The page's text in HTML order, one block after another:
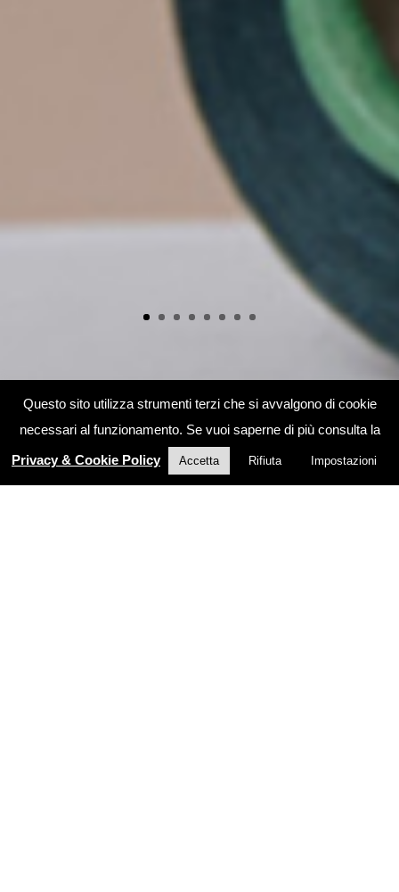
Questo sito utilizza strumenti terzi che si avvalgono di cookie
necessari al funzionamento. Se vuoi saperne di più consulta la
Privacy & Cookie Policy
Accetta Rifiuta Impostazioni